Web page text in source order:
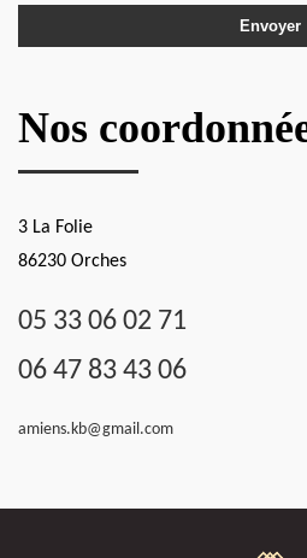
Nos
3 La Folie
86230 Orches
05 33 06 02 71
06 47 83 43 06
amiens.kb@gmail.com